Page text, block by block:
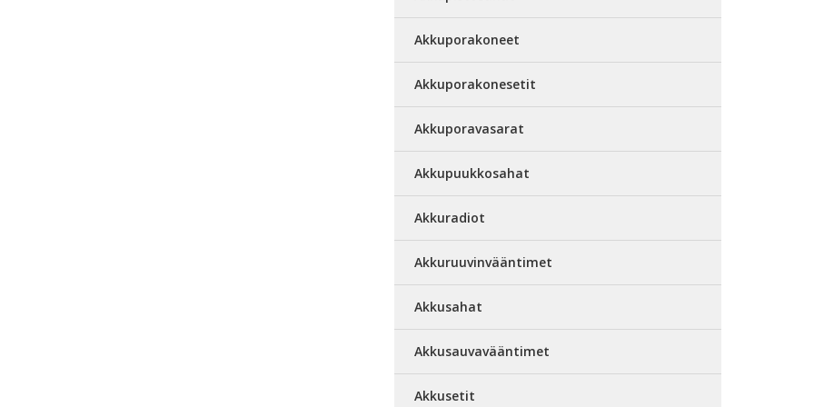
Akkuporakoneet
Akkuporakonesetit
Akkuporavasarat
Akkupuukkosahat
Akkuradiot
Akkuruuvinvääntimet
Akkusahat
Akkusauvavääntimet
Akkusetit